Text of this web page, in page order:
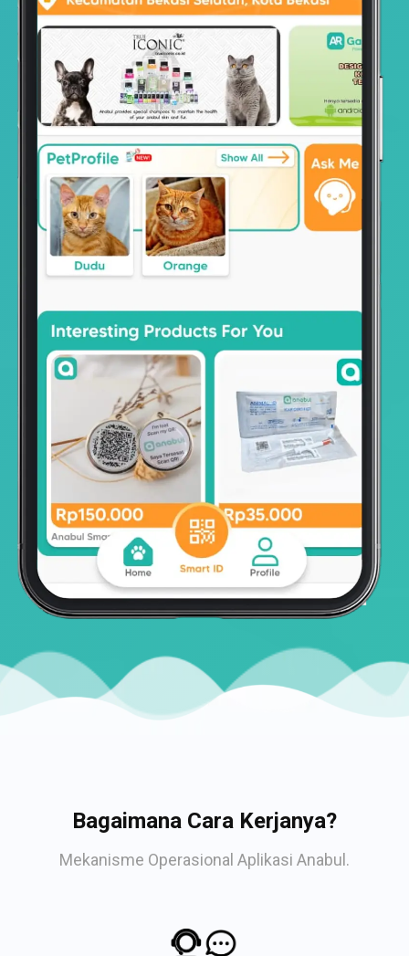
Bagaimana Cara Kerjanya?
Mekanisme Operasional Aplikasi Anabul.